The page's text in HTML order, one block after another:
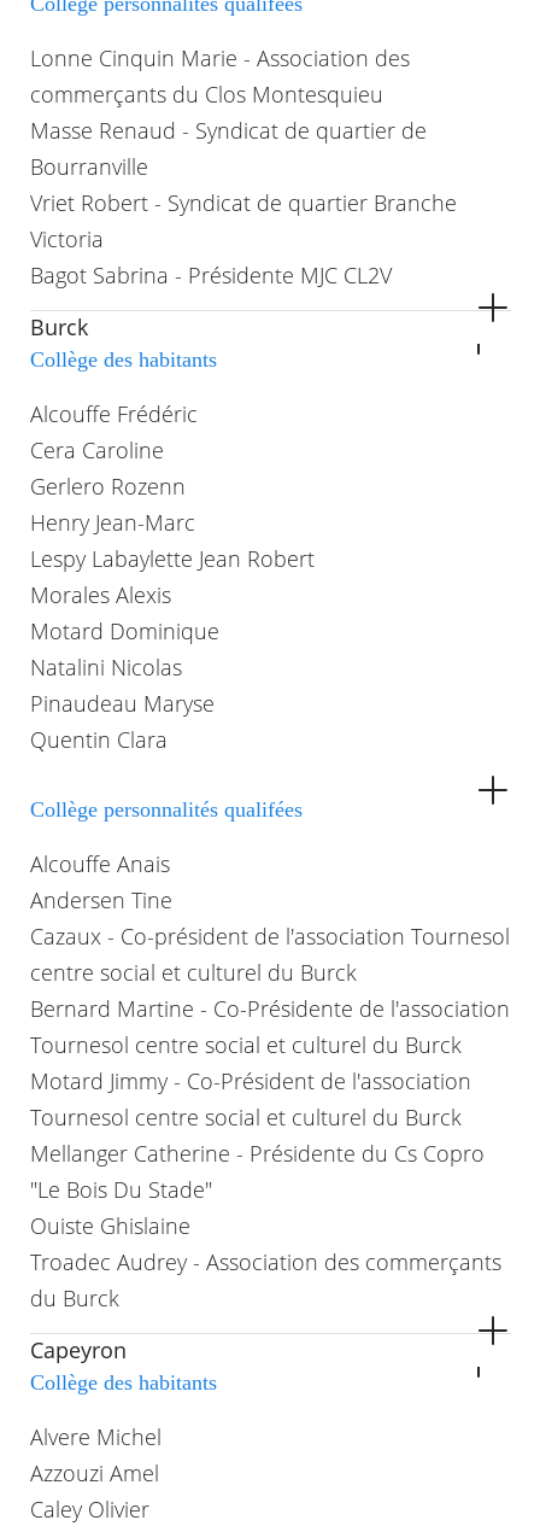
Lonne Cinquin Marie - Association des
commerçants du Clos Montesquieu
Masse Renaud - Syndicat de quartier de
Bourranville
Vriet Robert - Syndicat de quartier Branche
Victoria
Bagot Sabrina - Présidente MJC CL2V
Burck
Collège des habitants
Alcouffe Frédéric
Cera Caroline
Gerlero Rozenn
Henry Jean-Marc
Lespy Labaylette Jean Robert
Morales Alexis
Motard Dominique
Natalini Nicolas
Pinaudeau Maryse
Quentin Clara
Collège personnalités qualifées
Alcouffe Anais
Andersen Tine
Cazaux - Co-président de l'association Tournesol
centre social et culturel du Burck
Bernard Martine - Co-Présidente de l'association
Tournesol centre social et culturel du Burck
Motard Jimmy - Co-Président de l'association
Tournesol centre social et culturel du Burck
Mellanger Catherine - Présidente du Cs Copro
"Le Bois Du Stade"
Ouiste Ghislaine
Troadec Audrey - Association des commerçants
du Burck
Capeyron
Collège des habitants
Alvere Michel
Azzouzi Amel
Caley Olivier